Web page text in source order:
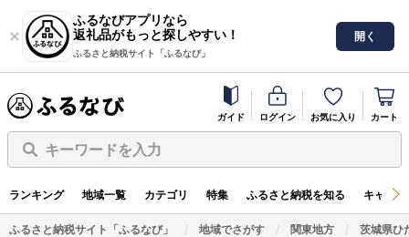
ふるなびアプリなら
返礼品がもっと探しやすい！
ふるさと納税サイト「ふるなび」
開く
ガイド ログイン お気に入り カート
キーワードを入力
ランキング 地域一覧 カテゴリ 特集 ふるさと納税を知る キャン
ふるさと納税サイト「ふるなび」 地域でさがす 関東地方 茨城県ひ